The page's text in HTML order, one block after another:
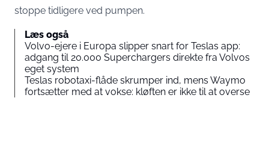
stoppe tidligere ved pumpen.
Læs også
Volvo-ejere i Europa slipper snart for Teslas app:
adgang til 20.000 Superchargers direkte fra Volvos
eget system
Teslas robotaxi-flåde skrumper ind, mens Waymo
fortsætter med at vokse: kløften er ikke til at overse